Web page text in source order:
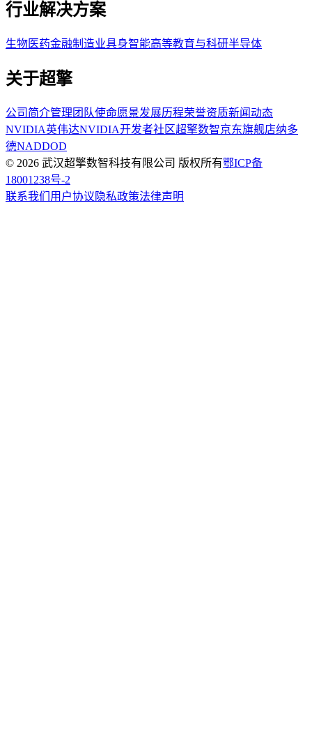
行业解决方案
生物医药金融制造业具身智能高等教育与科研半导体
关于超擎
公司简介管理团队使命愿景发展历程荣誉资质新闻动态
NVIDIA英伟达NVIDIA开发者社区超擎数智京东旗舰店纳多
德NADDOD
© 2026 武汉超擎数智科技有限公司 版权所有鄂ICP备
18001238号-2
联系我们 用户协议 隐私政策法律声明